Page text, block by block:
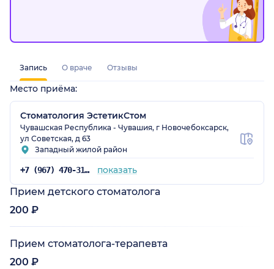
Запись О враче Отзывы
Место приёма:
Стоматология ЭстетикСтом
Чувашская Республика - Чувашия, г Новочебоксарск,
ул Советская, д 63
Западный жилой район
+7 (967) 470-31-31 показать
Прием детского стоматолога
200 ₽
Прием стоматолога-терапевта
200 ₽